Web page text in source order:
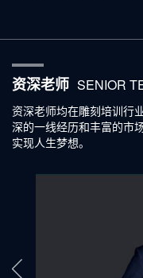
资深老师 SENIOR
资深老师均在雕刻培训行
深的一线经历和丰富的市
实现人生梦想。